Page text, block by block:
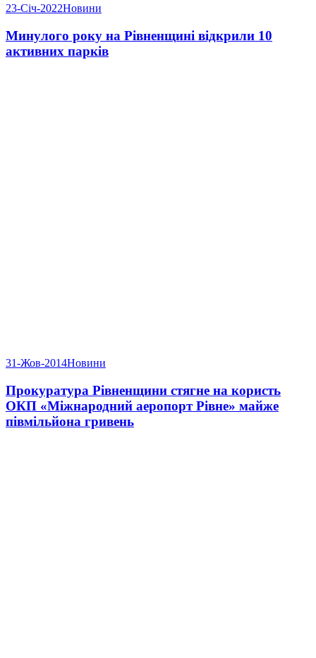
23-Січ-2022Новини
Минулого року на Рівненщині відкрили 10
активних парків
31-Жов-2014Новини
Прокуратура Рівненщини стягне на користь
ОКП «Міжнародний аеропорт Рівне» майже
півмільйона гривень